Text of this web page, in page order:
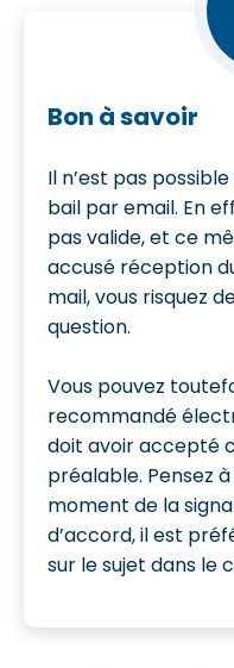
Bon à savoir
Il n’est pas
bail par email. En
pas valide, et ce
accusé réception
mail, vous risquez
question.
Vous pouvez
recommandé
doit avoir accepté
préalable. Pensez
moment de la
d’accord, il est
sur le sujet dans le